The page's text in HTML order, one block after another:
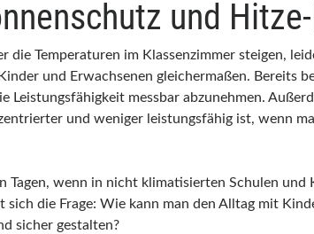
und
die Temperaturen im Klassenzimmer steigen,
und Erwachsenen gleichermaßen. Bereits
Leistungsfähigkeit messbar abzunehmen.
und weniger leistungsfähig ist, wenn
Tagen, wenn in nicht klimatisierten Schulen und
sich die Frage: Wie kann man den Alltag mit
sicher gestalten?